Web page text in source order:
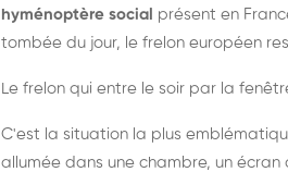
hyménoptère social présent en
tombée du jour, le frelon européen
Le frelon qui entre le soir par la
C'est la situation la plus
allumée dans une chambre, un